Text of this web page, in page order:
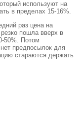
используют на
в пределах 15-16%.
раз цена на
пошла вверх в
50%. Потом
предпосылок для
стараются держать